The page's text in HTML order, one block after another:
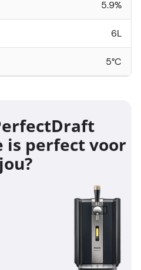
5.9%
6L
5°C
is perfect voor
jou?